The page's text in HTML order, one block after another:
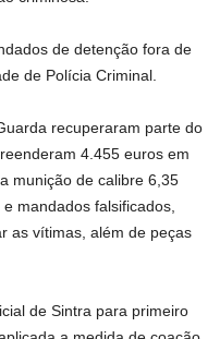
de detenção fora de
de Polícia Criminal.
recuperaram parte do
4.455 euros em
munição de calibre 6,35
mandados falsificados,
as vítimas, além de peças
de Sintra para primeiro